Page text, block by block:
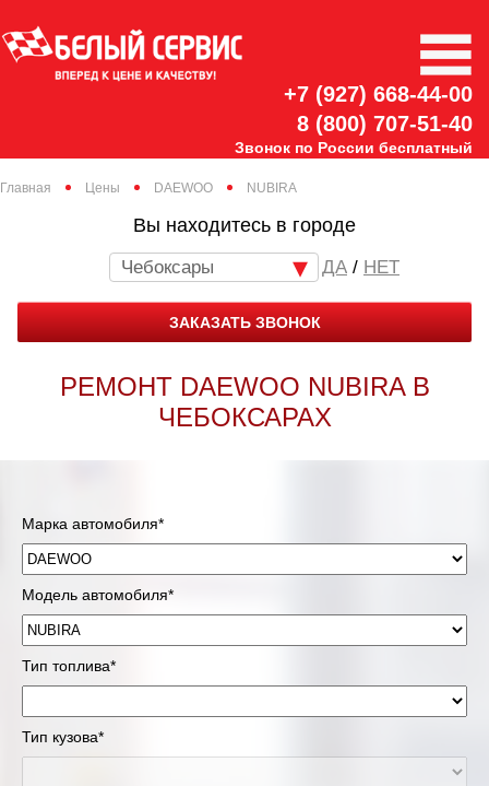
+7 (927) 668-44-00
8 (800) 707-51-40
Звонок по России бесплатный
Главная Цены DAEWOO NUBIRA
Вы находитесь в городе
Чебоксары / НЕТ
ЗАКАЗАТЬ ЗВОНОК
РЕМОНТ DAEWOO NUBIRA В
ЧЕБОКСАРАХ
Марка автомобиля*
Модель автомобиля*
Тип топлива*
Тип кузова*